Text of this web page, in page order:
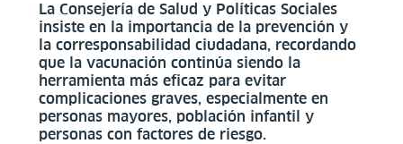
La Consejería de Salud y Políticas Sociales
insiste en la importancia de la prevención y
la corresponsabilidad ciudadana, recordando
que la vacunación continúa siendo la
herramienta más eficaz para evitar
complicaciones graves, especialmente en
personas mayores, población infantil y
personas con factores de riesgo.